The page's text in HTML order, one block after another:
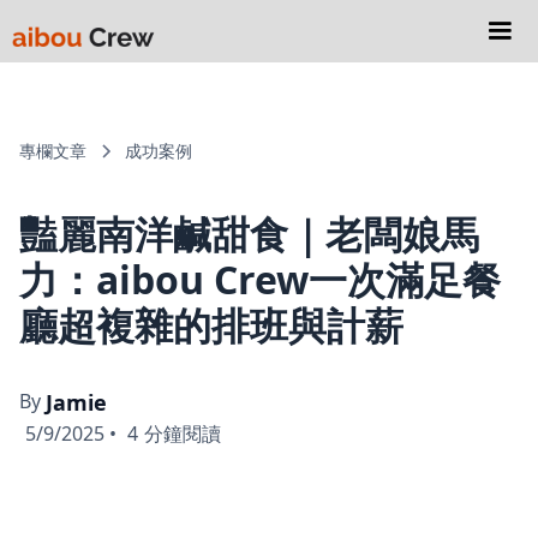
專欄文章 成功案例
豔麗南洋鹹甜食｜老闆娘馬
力：aibou Crew一次滿足餐
廳超複雜的排班與計薪
By Jamie
5/9/2025 • 4 分鐘閱讀